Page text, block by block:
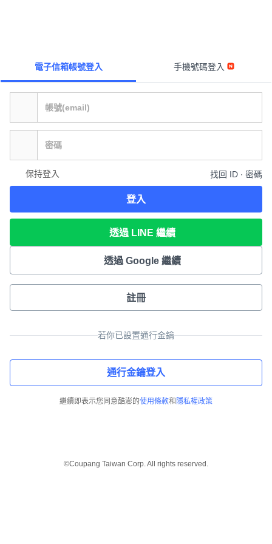
電子信箱帳號登入 手機號碼登入
保持登入 找回 ID ∙ 密碼
登入
透過 LINE 繼續
透過 Google 繼續
註冊
若你已設置通行金鑰
通行金鑰登入
繼續即表示您同意酷澎的使用條款和 隱私權政策
©Coupang Taiwan Corp. All rights reserved.